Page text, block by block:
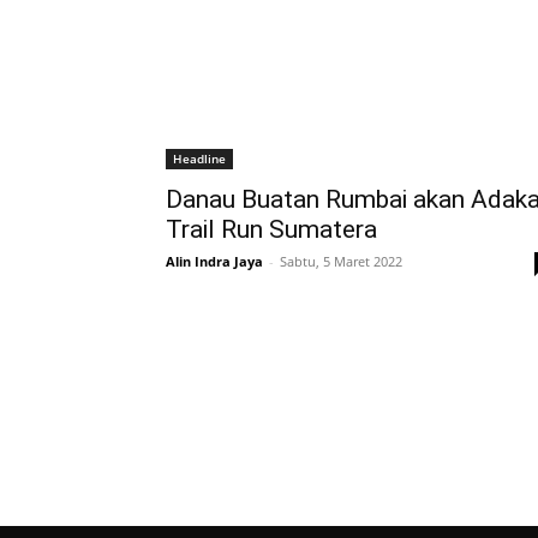
Headline
Danau Buatan Rumbai akan
Trail Run Sumatera
Alin Indra Jaya - Sabtu, 5 Maret 2022